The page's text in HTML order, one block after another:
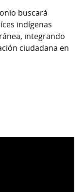
buscará
indígenas
integrando
ciudadana en